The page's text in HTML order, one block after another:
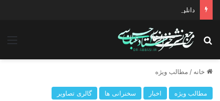
دانلود سخنرانی استاد حسن عباسی با موضوع چهار انتخاب ۱۴۰۰
جستجو برای
خانه / مطالب ویژه
مطالب ویژه اخبار سخنرانی ها گالری تصاویر